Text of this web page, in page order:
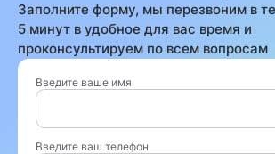
Заполните форму, мы перезвоним в
5 минут в удобное для вас время и
проконсультируем по всем вопросам
Введите ваше имя
Введите ваш телефон